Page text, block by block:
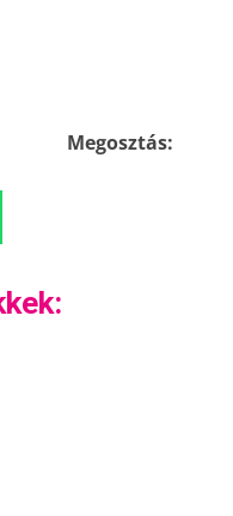
Megosztás: